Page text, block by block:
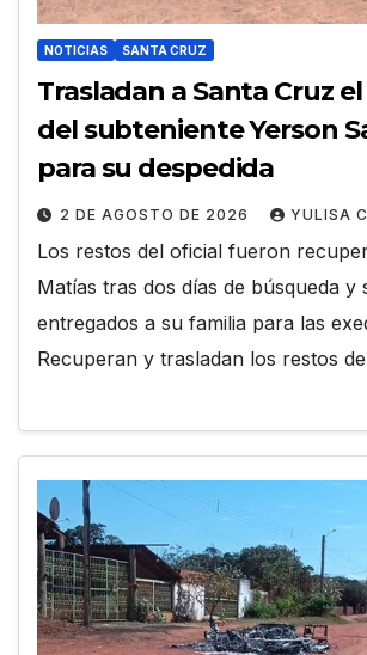
NOTICIAS SANTA CRUZ
Trasladan a Santa Cruz
del subteniente Yerson
para su despedida
2 DE AGOSTO DE 2026 YULISA
Los restos del oficial fueron
Matías tras dos días de búsqueda y
entregados a su familia para las
Recuperan y trasladan los restos